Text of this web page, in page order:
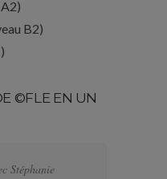
B2)
©FLE EN UN
Stéphanie